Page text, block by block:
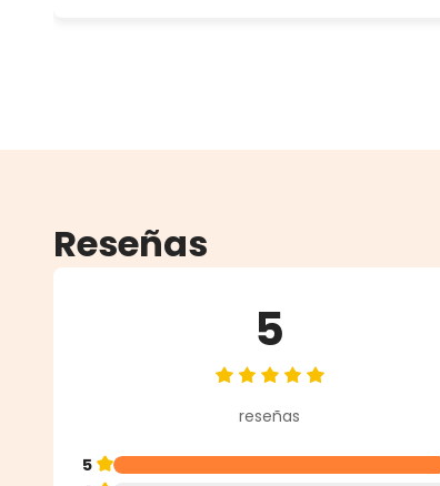
Reseñas
5
Calificación promedio de
reseñas
5